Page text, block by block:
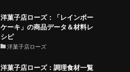
洋菓子店ローズ：「レインボー
ケーキ」の商品データ＆材料レ
シピ
洋菓子店ローズ
洋菓子店ローズ：調理食材一覧